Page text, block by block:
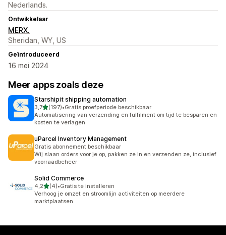
Nederlands.
Ontwikkelaar
MERX.
Sheridan, WY, US
Geïntroduceerd
16 mei 2024
Meer apps zoals deze
Starshipit shipping automation
3,7van 5 sterren
(197)
197 recensies in totaal
•Gratis proefperiode beschikbaar
Automatisering van verzending en fulfilment om tijd te besparen en
kosten te verlagen
uParcel Inventory Management
Gratis abonnement beschikbaar
Wij slaan orders voor je op, pakken ze in en verzenden ze, inclusief
voorraadbeheer
Solid Commerce
4,2van 5 sterren
(4)
4 recensies in totaal
•Gratis te installeren
Verhoog je omzet en stroomlijn activiteiten op meerdere
marktplaatsen